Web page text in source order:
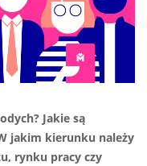
Jakie są
jakim kierunku należy
rynku pracy czy